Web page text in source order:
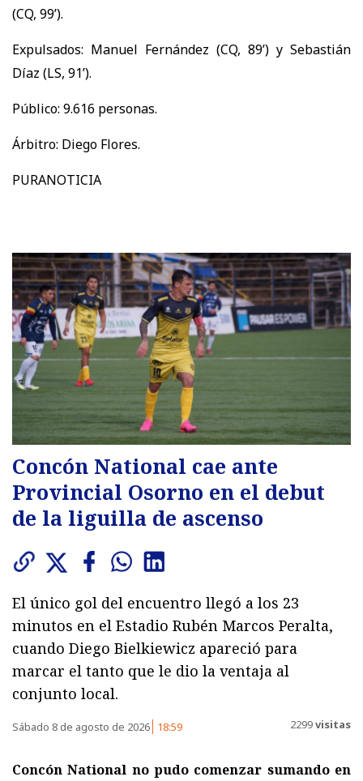
(CQ, 99’).
Expulsados: Manuel Fernández (CQ, 89’) y Sebastián
Díaz (LS, 91’).
Público: 9.616 personas.
Árbitro: Diego Flores.
PURANOTICIA
Concón National cae ante
Provincial Osorno en el debut
de la liguilla de ascenso
El único gol del encuentro llegó a los 23
minutos en el Estadio Rubén Marcos Peralta,
cuando Diego Bielkiewicz apareció para
marcar el tanto que le dio la ventaja al
conjunto local.
Sábado 8 de agosto de 2026 18:59 2299visitas
Concón National no pudo comenzar sumando en